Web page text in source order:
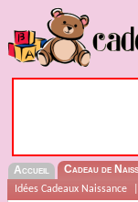
Accueil Cadeau de
Idées Cadeaux Naissance